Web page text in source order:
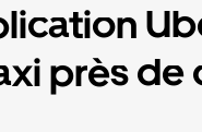
près de